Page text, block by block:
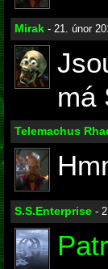
Mirak - 21. únor
má
Telemachus
S.S.Enterprise -